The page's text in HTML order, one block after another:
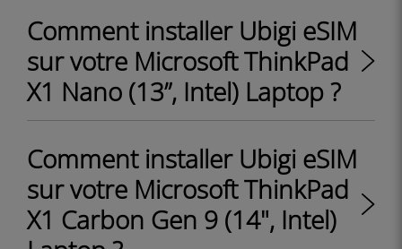
Comment installer Ubigi eSIM
sur votre Microsoft ThinkPad
X1 Nano (13”, Intel) Laptop ?
Comment installer Ubigi eSIM
sur votre Microsoft ThinkPad
X1 Carbon Gen 9 (14", Intel)